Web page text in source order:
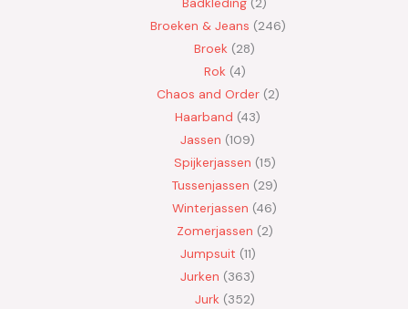
Broeken & Jeans 246
Broek 28
Rok 4
Chaos and Order 2
Haarband 43
Jassen 109
Spijkerjassen 15
Tussenjassen 29
Winterjassen 46
Zomerjassen 2
Jumpsuit 11
Jurken 363
Jurk 352